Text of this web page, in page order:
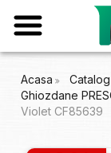
Acasa
Ghiozdane
Violet CF85639